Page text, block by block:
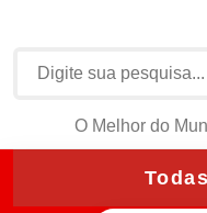
O Melhor do